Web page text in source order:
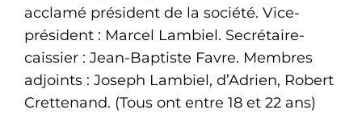
acclamé président de la société. Vice-
président : Marcel Lambiel. Secrétaire-
caissier : Jean-Baptiste Favre. Membres
adjoints : Joseph Lambiel, d’Adrien, Robert
Crettenand. (Tous ont entre 18 et 22 ans)